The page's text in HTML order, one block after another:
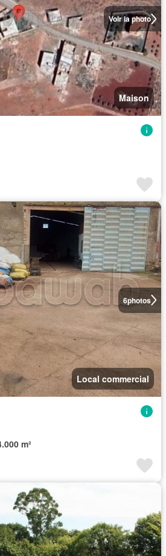
Voir la photo
Maison
6photos
Local commercial
m²